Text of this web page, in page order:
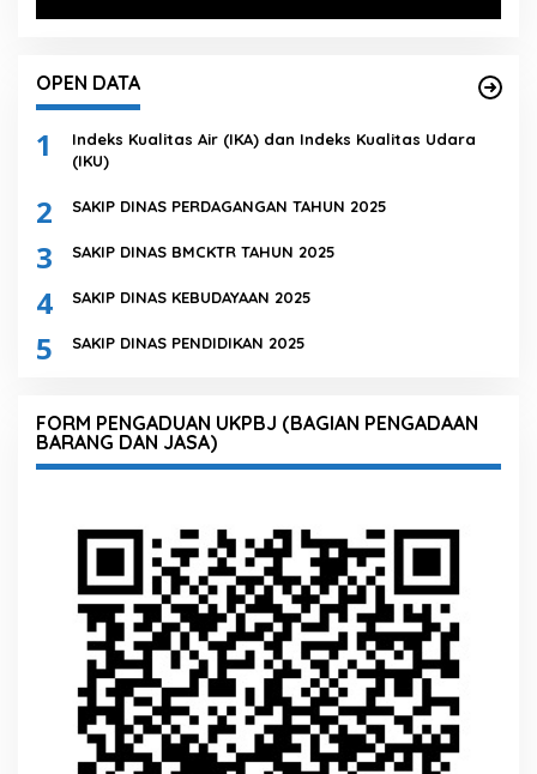
OPEN DATA
1
Indeks Kualitas Air (IKA) dan Indeks Kualitas Udara
(IKU)
2 SAKIP DINAS PERDAGANGAN TAHUN 2025
3 SAKIP DINAS BMCKTR TAHUN 2025
4 SAKIP DINAS KEBUDAYAAN 2025
5 SAKIP DINAS PENDIDIKAN 2025
FORM PENGADUAN UKPBJ (BAGIAN PENGADAAN
BARANG DAN JASA)